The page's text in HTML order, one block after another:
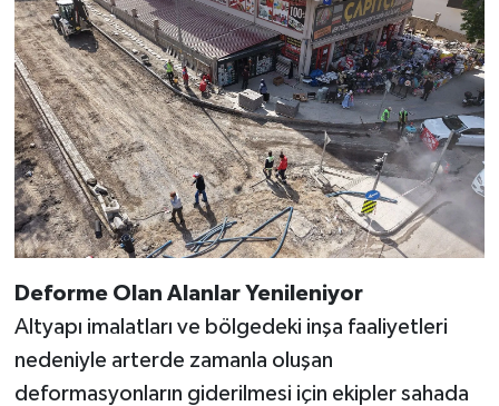
Deforme Olan Alanlar Yenileniyor
Altyapı imalatları ve bölgedeki inşa faaliyetleri
nedeniyle arterde zamanla oluşan
deformasyonların giderilmesi için ekipler sahada